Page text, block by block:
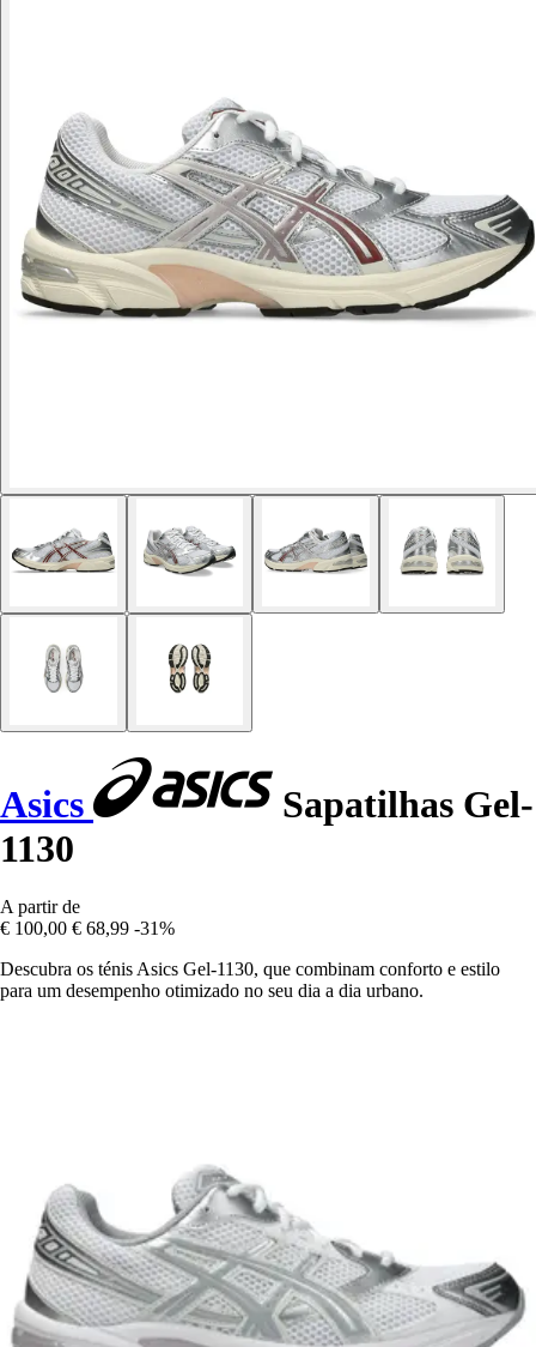
Asics
Sapatilhas Gel-
1130
A partir de
€ 100,00 € 68,99 -31%
Descubra os ténis Asics Gel-1130, que combinam conforto e estilo
para um desempenho otimizado no seu dia a dia urbano.